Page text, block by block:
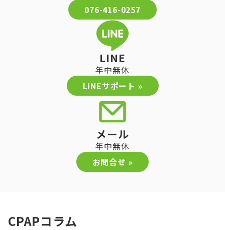
076-416-0257
LINE
年中無休
LINEサポート »
メール
年中無休
お問合せ »
CPAPコラム